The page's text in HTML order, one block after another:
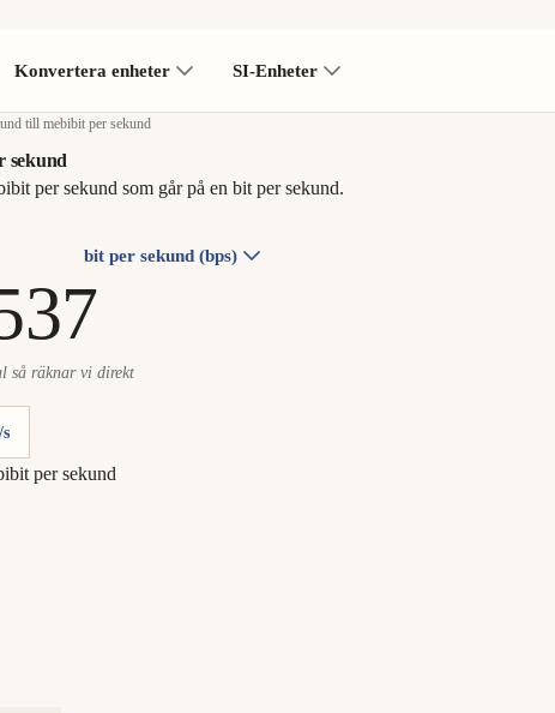
Konvertera enheter SI-Enheter
till mebibit per sekund
sekund
per sekund som går på en bit per sekund.
bit per sekund (bps)
så räknar vi direkt
per sekund